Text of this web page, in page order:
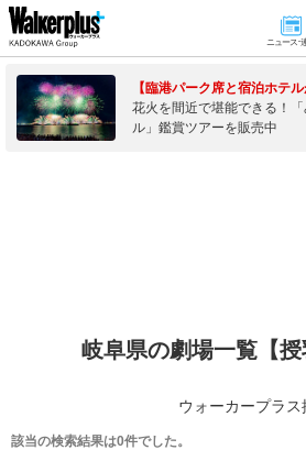
ニュース･
【臨港パーク席と宿泊ホテル
花火を間近で堪能できる！
ル」鑑賞ツアーを販売中
岐阜県の劇場一覧【授
ウォーカープラ
該当の検索結果は0件でした。